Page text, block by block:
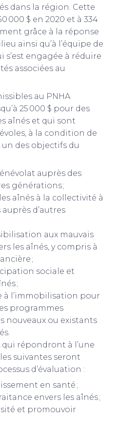
dans la région. Cette
000 $ en 2020 et à 334
grâce à la réponse
ainsi qu’à l’équipe de
engagée à réduire
associées au
au PNHA
25 000 $ pour des
aînés et qui sont
à la condition de
des objectifs du
auprès des
générations ;
aînés à la collectivité à
d’autres
aux mauvais
les aînés, y compris à
;
sociale et
;
à l’immobilisation pour
programmes
nouveaux ou existants
répondront à l’une
suivantes seront
d’évaluation :
en santé ;
envers les aînés ;
et promouvoir